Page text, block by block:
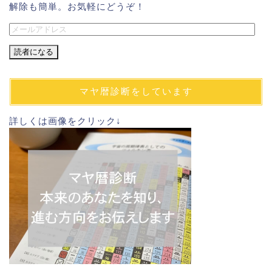
解除も簡単。お気軽にどうぞ！
メ
ル
ド
ス
マヤ暦診断をしています
詳しくは画像をクリック↓